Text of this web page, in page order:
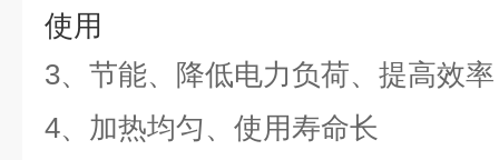
使用
3、节能、降低电力负荷、提高效率
4、加热均匀、使用寿命长